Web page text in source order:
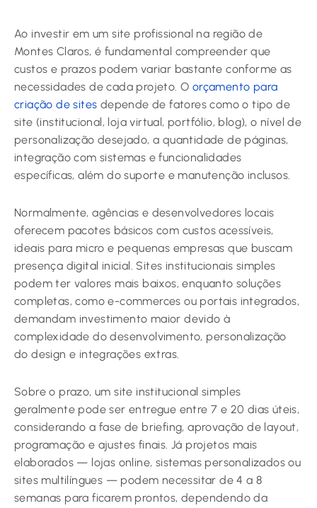
Ao investir em um site profissional na região de
Montes Claros, é fundamental compreender que
custos e prazos podem variar bastante conforme as
necessidades de cada projeto. O orçamento para
criação de sites depende de fatores como o tipo de
site (institucional, loja virtual, portfólio, blog), o nível de
personalização desejado, a quantidade de páginas,
integração com sistemas e funcionalidades
específicas, além do suporte e manutenção inclusos.
Normalmente, agências e desenvolvedores locais
oferecem pacotes básicos com custos acessíveis,
ideais para micro e pequenas empresas que buscam
presença digital inicial. Sites institucionais simples
podem ter valores mais baixos, enquanto soluções
completas, como e-commerces ou portais integrados,
demandam investimento maior devido à
complexidade do desenvolvimento, personalização
do design e integrações extras.
Sobre o prazo, um site institucional simples
geralmente pode ser entregue entre 7 e 20 dias úteis,
considerando a fase de briefing, aprovação de layout,
programação e ajustes finais. Já projetos mais
elaborados — lojas online, sistemas personalizados ou
sites multilíngues — podem necessitar de 4 a 8
semanas para ficarem prontos, dependendo da